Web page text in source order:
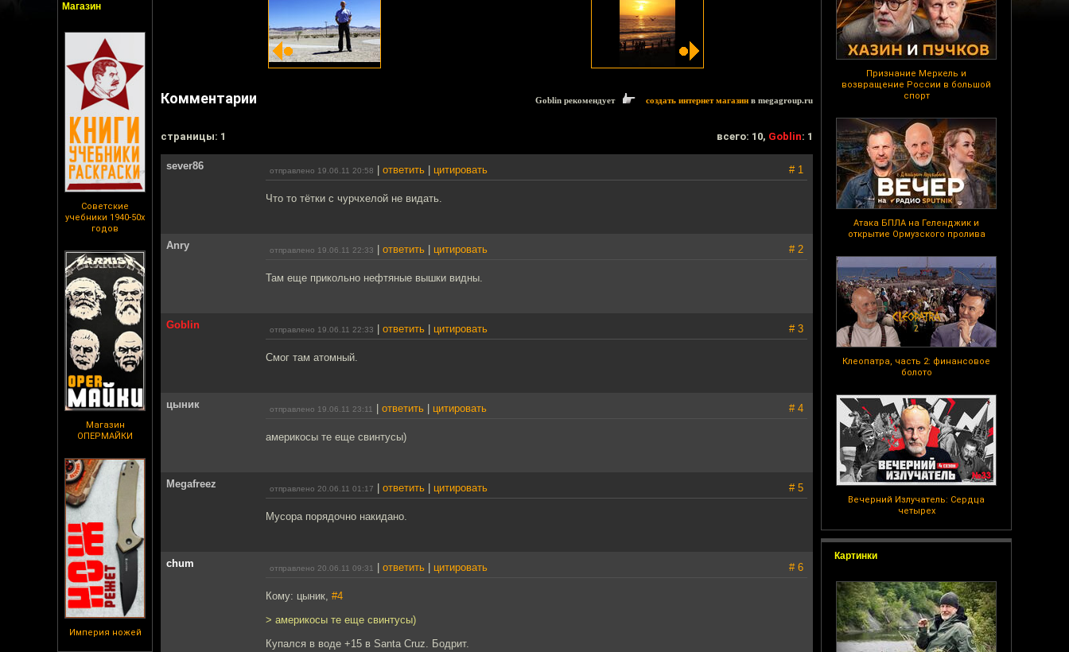
Магазин
Советские
учебники 1940-50х
годов
Магазин
ОПЕРМАЙКИ
Империя ножей
Признание Меркель и
возвращение России в большой
спорт
Атака БПЛА на Геленджик и
открытие Ормузского пролива
Клеопатра, часть 2: финансовое
болото
Вечерний Излучатель: Сердца
четырех
Картинки
Комментарии Goblin рекомендует создать интернет магазин в megagroup.ru
cтраницы: 1 всего: 10, Goblin: 1
sever86 отправлено 19.06.11 20:58 ответить цитировать # 1
Что то тётки с чурчхелой не видать.
Anry отправлено 19.06.11 22:33 ответить цитировать # 2
Там еще прикольно нефтяные вышки видны.
Goblin отправлено 19.06.11 22:33 ответить цитировать # 3
Смог там атомный.
цыник отправлено 19.06.11 23:11 ответить цитировать # 4
америкосы те еще свинтусы)
Megafreez отправлено 20.06.11 01:17 ответить цитировать # 5
Мусора порядочно накидано.
chum отправлено 20.06.11 09:31 ответить цитировать # 6
Кому: цыник, #4
> америкосы те еще свинтусы)
Купался в воде +15 в Santa Cruz. Бодрит.